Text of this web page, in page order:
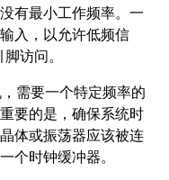
有最小工作频率。一
入，以允许低频信
访问。
需要一个特定频率的
要的是，确保系统时
体或振荡器应该被连
个时钟缓冲器。